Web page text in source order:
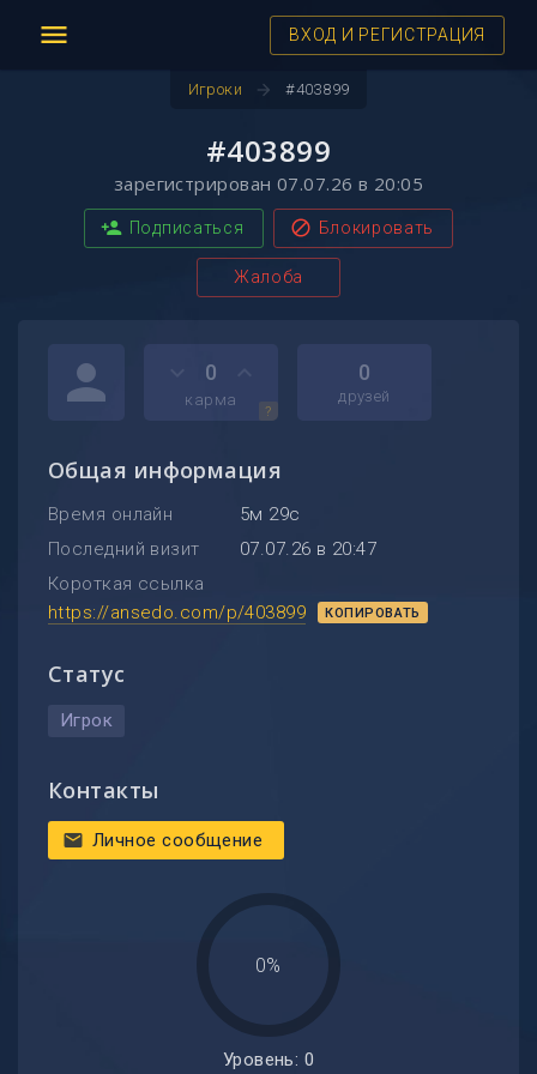
menu ВХОД И РЕГИСТРАЦИЯ
Игроки arrow_forward #403899
#403899
зарегистрирован 07.07.26 в 20:05
person_add Подписаться block Блокировать
Жалоба
person
?
0
карма
0
друзей
Общая информация
Время онлайн
5м 29с
Последний визит
07.07.26 в 20:47
Короткая ссылка
https://ansedo.com/p/403899
КОПИРОВАТЬ
Статус
Игрок
Контакты
mail Личное сообщение
0%
Уровень: 0